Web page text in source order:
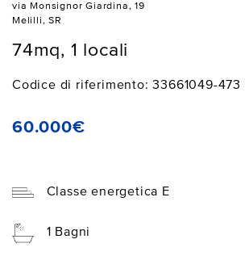
via Monsignor Giardina, 19
Melilli, SR
74mq, 1 locali
Codice di riferimento: 33661049-473
60.000€
Classe energetica E
1 Bagni